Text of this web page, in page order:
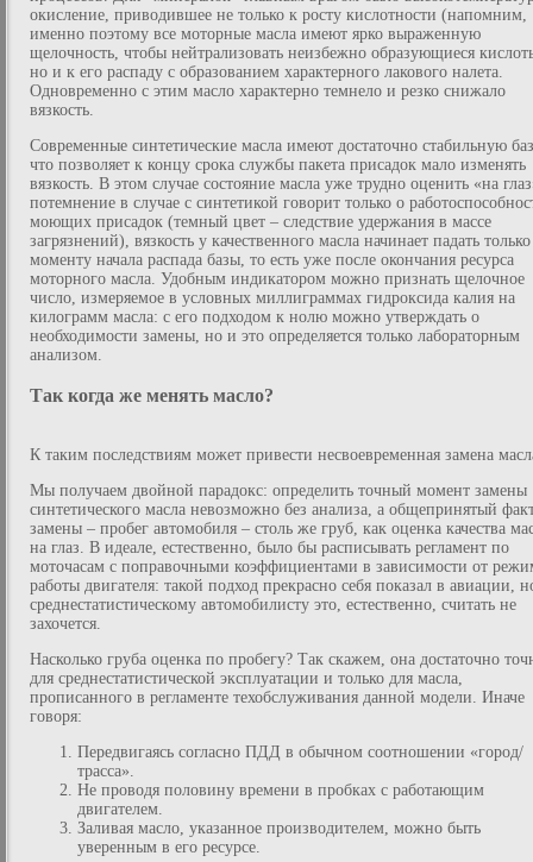
окисление, приводившее не только к росту кислотности (напомним,
именно поэтому все моторные масла имеют ярко выраженную
щелочность, чтобы нейтрализовать неизбежно образующиеся
но и к его распаду с образованием характерного лакового налета.
Одновременно с этим масло характерно темнело и резко снижало
вязкость.
Современные синтетические масла имеют достаточно стабильную
что позволяет к концу срока службы пакета присадок мало изменять
вязкость. В этом случае состояние масла уже трудно оценить «на
потемнение в случае с синтетикой говорит только о
моющих присадок (темный цвет – следствие удержания в массе
загрязнений), вязкость у качественного масла начинает падать
моменту начала распада базы, то есть уже после окончания ресурса
моторного масла. Удобным индикатором можно признать щелочное
число, измеряемое в условных миллиграммах гидроксида калия на
килограмм масла: с его подходом к нолю можно утверждать о
необходимости замены, но и это определяется только лабораторным
анализом.
Так когда же менять масло?
К таким последствиям может привести несвоевременная замена
Мы получаем двойной парадокс: определить точный момент замены
синтетического масла невозможно без анализа, а общепринятый
замены – пробег автомобиля – столь же груб, как оценка качества
на глаз. В идеале, естественно, было бы расписывать регламент по
моточасам с поправочными коэффициентами в зависимости от
работы двигателя: такой подход прекрасно себя показал в авиации,
среднестатистическому автомобилисту это, естественно, считать не
захочется.
Насколько груба оценка по пробегу? Так скажем, она достаточно
для среднестатистической эксплуатации и только для масла,
прописанного в регламенте техобслуживания данной модели. Иначе
говоря:
Передвигаясь согласно ПДД в обычном соотношении «город/
трасса».
Не проводя половину времени в пробках с работающим
двигателем.
Заливая масло, указанное производителем, можно быть
уверенным в его ресурсе.